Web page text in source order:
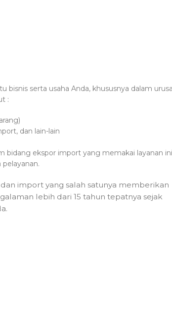
serta usaha Anda, khususnya dalam
:
dan lain-lain
bidang ekspor import yang memakai layanan
import yang salah satunya memberikan
lebih dari 15 tahun tepatnya sejak